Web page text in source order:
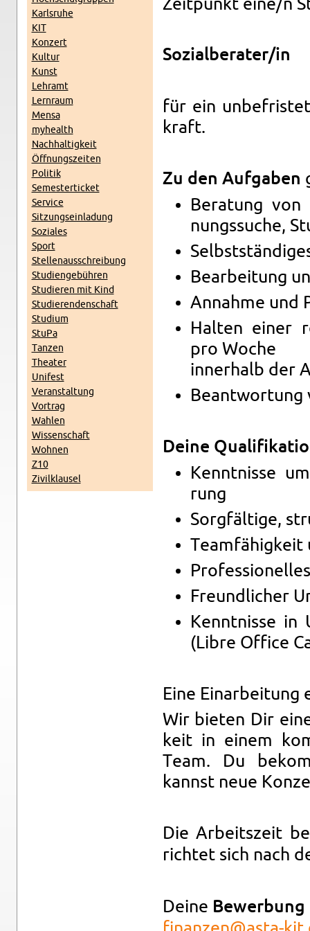
Karls­ru­he
KIT
Kon­zert
Kul­tur
Kunst
Lehr­amt
Lern­raum
Mensa
myhe­alth
Nach­hal­tig­keit
Öff­nungs­zei­ten
Po­li­tik
Se­mes­ter­ti­cket
Ser­vice
Sit­zungs­ein­la­dung
So­zia­les
Sport
Stel­len­aus­schrei­bung
Stu­di­en­ge­büh­ren
Stu­die­ren mit Kind
Stu­die­ren­den­schaft
Stu­di­um
StuPa
Tan­zen
Thea­ter
Uni­fest
Ver­an­stal­tung
Vor­trag
Wah­len
Wis­sen­schaft
Woh­nen
Z10
Zi­vil­klau­sel
Zeit­punkt eine/n
So­zi­al­be­ra­ter/in
für ein
kraft.
Zu den Auf­ga­ben
Be­ra­tung
nungs­su­che,
Be­ar­bei­tung
An­nah­me und
Hal­ten einer
pro Woche
in­ner­halb der
Be­ant­wor­tung
Deine
Kennt­nis­se
rung
Sorg­fäl­ti­ge,
Team­fä­hig­keit
Freund­li­cher
Kennt­nis­se
(Libre Of­fice
Eine
Wir bie­ten Dir
keit in einem
Team. Du
kannst neue
Die Ar­beits­zeit
rich­tet sich nach
Deine Be­wer­bung